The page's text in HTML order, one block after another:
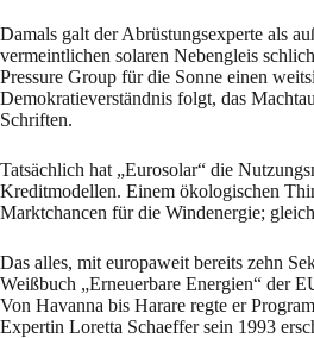
Damals galt der Abrüstungsexperte als
vermeintlichen solaren Nebengleis
Pressure Group für die Sonne einen
Demokratieverständnis folgt, das
Schriften.
Tatsächlich hat „Eurosolar“ die
Kreditmodellen. Einem ökologischen
Marktchancen für die Windenergie;
Das alles, mit europaweit bereits zehn
Weißbuch „Erneuerbare Energien“ der
Von Havanna bis Harare regte er
Expertin Loretta Schaeffer sein 1993